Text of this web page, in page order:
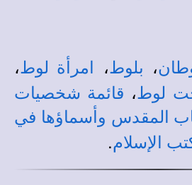
، بلوط، امرأة لوط،
لوط، قائمة شخصيات
المقدس وأسماؤها في
الإسلام.